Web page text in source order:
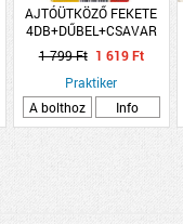
AJTÓÜTKÖZŐ FEKETE
4DB+DŰBEL+CSAVAR
FISCHER
1 799 Ft 1 619 Ft
Praktiker
A bolthoz
Info